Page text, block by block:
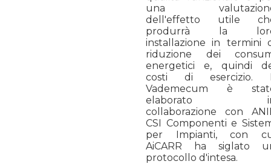
una
dell'effetto utile
produrrà la
installazione in termini
riduzione dei
energetici e, quindi
costi di esercizio.
Vademecum è
elaborato
collaborazione con
CSI Componenti e
per Impianti, con
AiCARR ha siglato
protocollo d'intesa.